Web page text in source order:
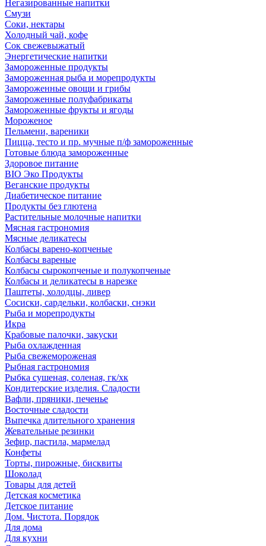
Негазированные напитки
Смузи
Соки, нектары
Холодный чай, кофе
Сок свежевыжатый
Энергетические напитки
Замороженные продукты
Замороженная рыба и морепродукты
Замороженные овощи и грибы
Замороженные полуфабрикаты
Замороженные фрукты и ягоды
Мороженое
Пельмени, вареники
Пицца, тесто и пр. мучные п/ф замороженные
Готовые блюда замороженные
Здоровое питание
BIO Эко Продукты
Веганские продукты
Диабетическое питание
Продукты без глютена
Растительные молочные напитки
Мясная гастрономия
Мясные деликатесы
Колбасы варено-копченые
Колбасы вареные
Колбасы сырокопченые и полукопченые
Колбасы и деликатесы в нарезке
Паштеты, холодцы, ливер
Сосиски, сардельки, колбаски, снэки
Рыба и морепродукты
Икра
Крабовые палочки, закуски
Рыба охлажденная
Рыба свежемороженая
Рыбная гастрономия
Рыбка сушеная, соленая, гк/хк
Кондитерские изделия. Сладости
Вафли, пряники, печенье
Восточные сладости
Выпечка длительного хранения
Жевательные резинки
Зефир, пастила, мармелад
Конфеты
Торты, пирожные, бисквиты
Шоколад
Товары для детей
Детская косметика
Детское питание
Дом. Чистота. Порядок
Для дома
Для кухни